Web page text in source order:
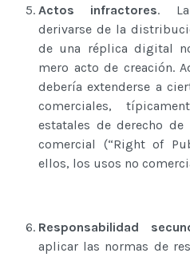
Actos infractores. La
derivarse de la
de una réplica digital
mero acto de creación.
debería extenderse a
comerciales,
estatales de derecho
comercial (“Right of
ellos, los usos no
Responsabilidad
aplicar las normas de